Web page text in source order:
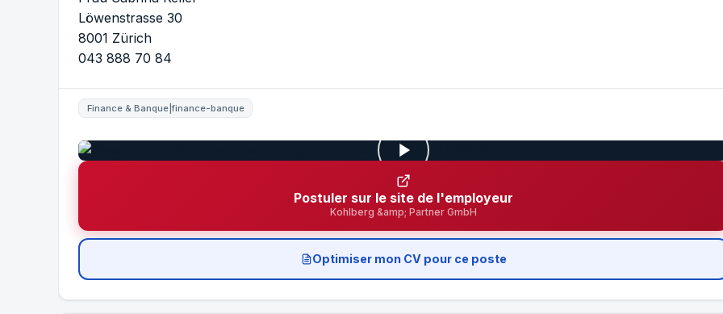
Löwenstrasse 30
8001 Zürich
043 888 70 84
Finance & Banque|finance-banque
Postuler sur le site de l'employeur
Kohlberg &amp; Partner GmbH
Optimiser mon CV pour ce poste